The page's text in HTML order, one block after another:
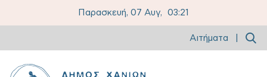
Παρασκευή, 07 Αυγ, 03:21
Αιτήματα